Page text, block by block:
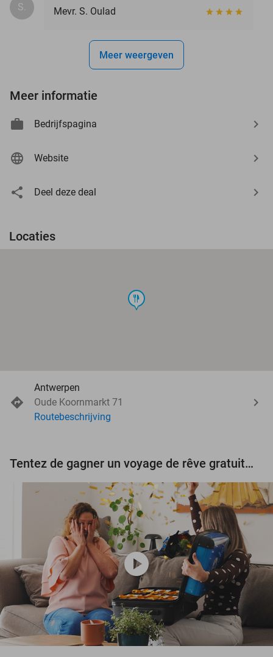
S. Mevr. S. Oulad
Meer weergeven
Meer informatie
Bedrijfspagina
Website
Deel deze deal
Locaties
food
Antwerpen
Oude Koornmarkt 71
Routebeschrijving
Tentez de gagner un voyage de rêve gratuit d'une valeur de 3.000 € !
play_circle